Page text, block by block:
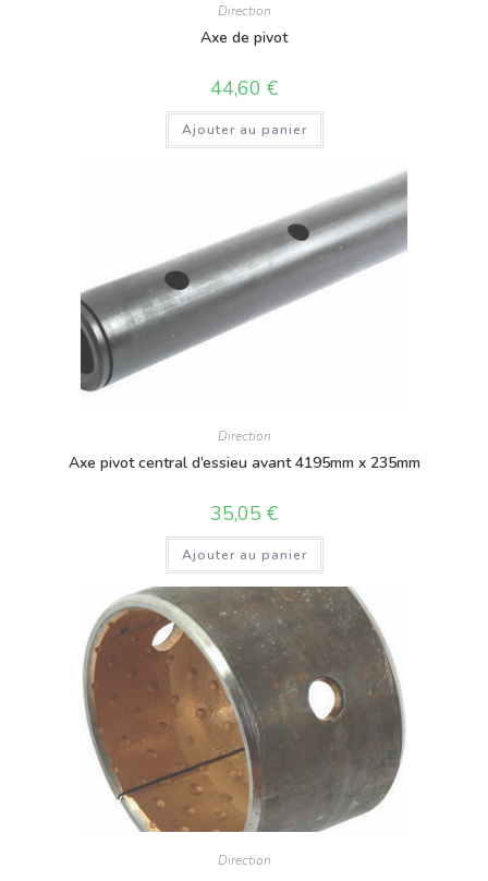
Direction
Axe de pivot
44,60 €
Ajouter au panier
Direction
Axe pivot central d’essieu avant 4195mm x 235mm
35,05 €
Ajouter au panier
Direction